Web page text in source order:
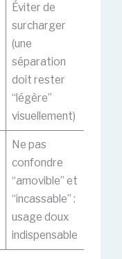
Éviter de
surcharger
(une
séparation
doit rester
“légère”
visuellement)
Ne pas
confondre
“amovible” et
“incassable” :
usage doux
indispensable